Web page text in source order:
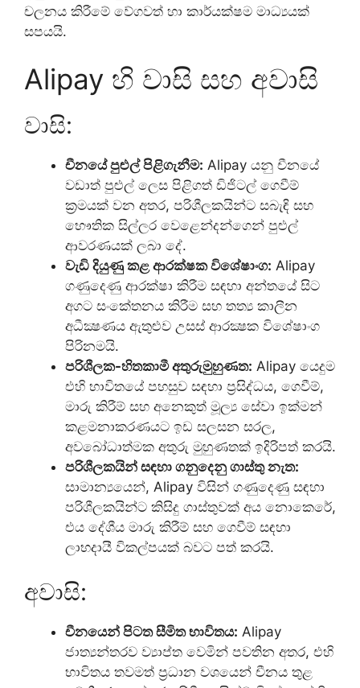
චලනය කිරීමේ වේගවත් හා කාර්යක්ෂම මාධ්‍යයක්
සපයයි.
Alipay හි වාසි සහ අවාසි
වාසි:
චීනයේ පුළුල් පිළිගැනීම: Alipay යනු චීනයේ
වඩාත් පුළුල් ලෙස පිළිගත් ඩිජිටල් ගෙවීම්
ක්‍රමයක් වන අතර, පරිශීලකයින්ට සබැඳි සහ
භෞතික සිල්ලර වෙළෙන්දන්ගෙන් පුළුල්
ආවරණයක් ලබා දේ.
වැඩි දියුණු කළ ආරක්ෂක විශේෂාංග: Alipay
ගණුදෙණු ආරක්ෂා කිරීම සඳහා අන්තයේ සිට
අගට සංකේතනය කිරීම සහ තත්‍ය කාලීන
අධීක්‍ෂණය ඇතුළුව උසස් ආරක්‍ෂක විශේෂාංග
පිරිනමයි.
පරිශීලක-හිතකාමී අතුරුමුහුණත: Alipay යෙදුම
එහි භාවිතයේ පහසුව සඳහා ප්‍රසිද්ධය, ගෙවීම්,
මාරු කිරීම් සහ අනෙකුත් මූල්‍ය සේවා ඉක්මන්
කළමනාකරණයට ඉඩ සලසන සරල,
අවබෝධාත්මක අතුරු මුහුණතක් ඉදිරිපත් කරයි.
පරිශීලකයින් සඳහා ගනුදෙනු ගාස්තු නැත:
සාමාන්‍යයෙන්, Alipay විසින් ගණුදෙණු සඳහා
පරිශීලකයින්ට කිසිදු ගාස්තුවක් අය නොකෙරේ,
එය දේශීය මාරු කිරීම් සහ ගෙවීම් සඳහා
ලාභදායී විකල්පයක් බවට පත් කරයි.
අවාසි:
චීනයෙන් පිටත සීමිත භාවිතය: Alipay
ජාත්‍යන්තරව ව්‍යාප්ත වෙමින් පවතින අතර, එහි
භාවිතය තවමත් ප්‍රධාන වශයෙන් චීනය තුළ